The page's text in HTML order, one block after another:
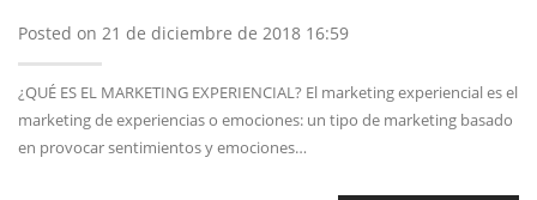
Posted on 21 de diciembre de 2018 16:59
¿QUÉ ES EL MARKETING EXPERIENCIAL? El marketing experiencial es el
marketing de experiencias o emociones: un tipo de marketing basado
en provocar sentimientos y emociones…